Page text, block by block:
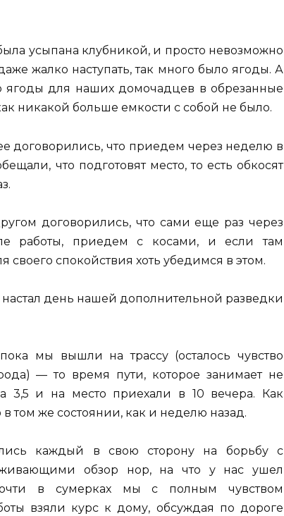
усыпана клубникой, и просто невозможно
жалко наступать, так много было ягоды. А
для наших домочадцев в обрезанные
никакой больше емкости с собой не было.
договорились, что приедем через неделю в
что подготовят место, то есть обкосят
договорились, что сами еще раз через
работы, приедем с косами, и если там
своего спокойствия хоть убедимся в этом.
день нашей дополнительной разведки
мы вышли на трассу (осталось чувство
— то время пути, которое занимает не
3,5 и на место приехали в 10 вечера. Как
том же состоянии, как и неделю назад.
каждый в свою сторону на борьбу с
обзор нор, на что у нас ушел
в сумерках мы с полным чувством
взяли курс к дому, обсуждая по дороге